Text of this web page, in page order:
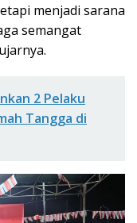
menjadi sarana
semangat
2 Pelaku
Tangga di